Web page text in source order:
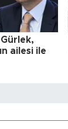
ailesi ile